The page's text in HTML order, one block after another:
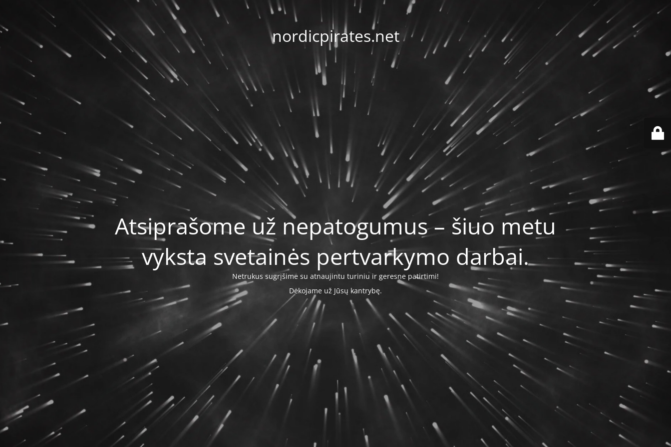
nordicpirates.net
Atsiprašome už nepatogumus – šiuo metu
vyksta svetainės pertvarkymo darbai.
Netrukus sugrįšime su atnaujintu turiniu ir geresne patirtimi!
Dėkojame už Jūsų kantrybę.